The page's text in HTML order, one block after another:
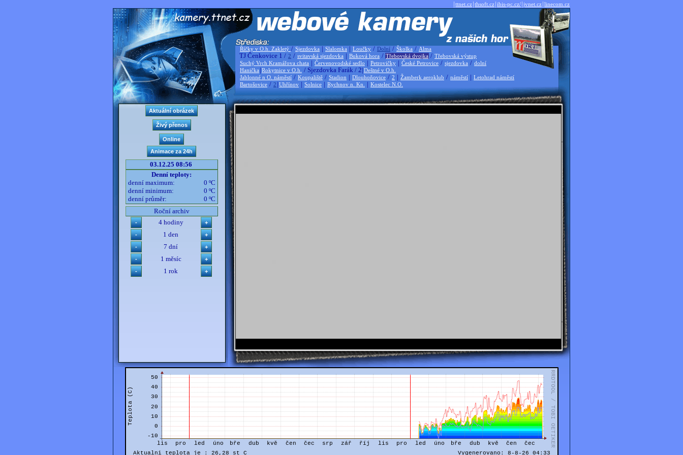
|ttnet.cz|thsoft.cz|ibis-pc.cz/|jvnet.cz|linecom.cz
Říčky v O.h. Zakletý / Sjezdovka | Slalomka | Loučky / Dolní / Školka / Alma
TJ Čenkovice 1 / 2 / svitavská sjezdovka | Buková hora / Třebovská dvojka / Třebovská výstup
Suchý Vrch Kramářova chata | Červenovodské sedlo | Petrovičky | České Petrovice / sjezdovka / dolní
Hanička |Rokytnice v O.h. / Sjezdovka Farák / 2|Deštné v O.h.
Jablonné n O. náměstí / Koupaliště / Stadion | Dlouhoňovice / 2 | Žamberk aeroklub / náměstí | Letohrad náměstí
Bartošovice / 2 |Uhřínov | Solnice | Rychnov n. Kn. | Kostelec N.O.
03.12.25 08:56
Denní teploty:
denní maximum:
0 ºC
denní minimum:
0 ºC
denní průměr:
0 ºC
Roční archiv
4 hodiny
1 den
7 dní
1 měsíc
1 rok